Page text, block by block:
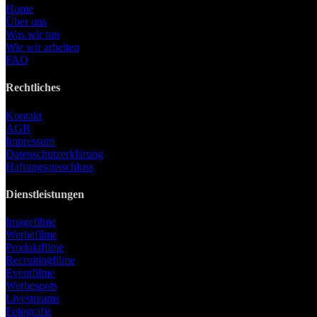
Home
Über uns
Was wir tun
Wie wir arbeiten
FAQ
Rechtliches
Kontakt
AGB
Impressum
Datenschutzerklärung
Haftungsausschluss
Dienstleistungen
Imagefilme
Werbefilme
Produktfilme
Recruitingfilme
Eventfilme
Werbespots
Livestreams
Fotografie